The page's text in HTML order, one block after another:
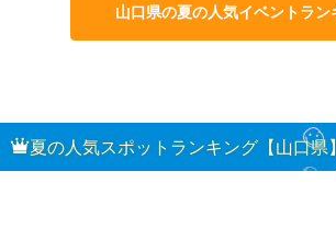
山口県の夏の人気イベントラン
夏の人気スポットランキング【山口県】